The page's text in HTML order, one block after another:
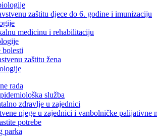
zaštitu djece do 6. godine i imunizaciju
medicinu i rehabilitaciju
bolesti
zaštitu žena
rada
služba
zdravlje u zajednici
njege u zajednici i vanbolničke palijativne
potrebe
parka